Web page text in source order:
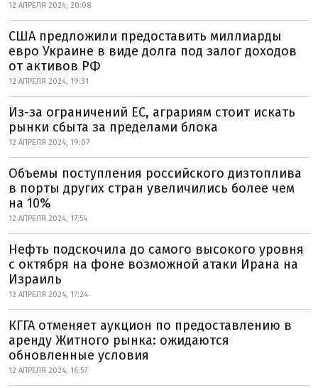
12 АПРЕЛЯ 2024, 20:08
США предложили предоставить миллиарды
евро Украине в виде долга под залог доходов
от активов РФ
12 АПРЕЛЯ 2024, 19:31
Из-за ограничений ЕС, аграриям стоит искать
рынки сбыта за пределами блока
12 АПРЕЛЯ 2024, 19:07
Объемы поступления российского дизтоплива
в порты других стран увеличились более чем
на 10%
12 АПРЕЛЯ 2024, 17:54
Нефть подскочила до самого высокого уровня
с октября на фоне возможной атаки Ирана на
Израиль
12 АПРЕЛЯ 2024, 17:24
КГГА отменяет аукцион по предоставлению в
аренду Житного рынка: ожидаются
обновленные условия
12 АПРЕЛЯ 2024, 16:57